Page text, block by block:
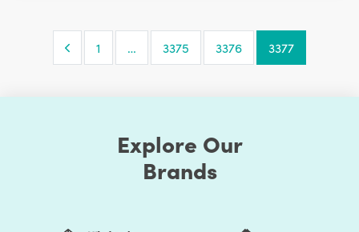
Previous Page
1 … 3375 3376 3377
Explore Our
Brands